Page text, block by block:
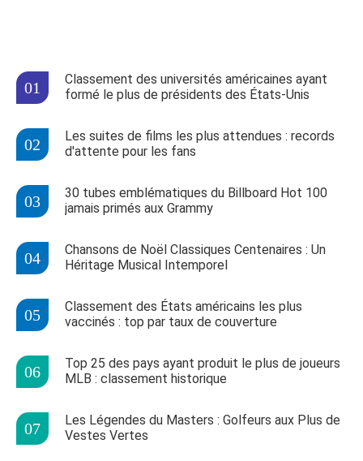
Classement des universités américaines ayant
formé le plus de présidents des États-Unis
Les suites de films les plus attendues : records
d'attente pour les fans
30 tubes emblématiques du Billboard Hot 100
jamais primés aux Grammy
Chansons de Noël Classiques Centenaires : Un
Héritage Musical Intemporel
Classement des États américains les plus
vaccinés : top par taux de couverture
Top 25 des pays ayant produit le plus de joueurs
MLB : classement historique
Les Légendes du Masters : Golfeurs aux Plus de
Vestes Vertes